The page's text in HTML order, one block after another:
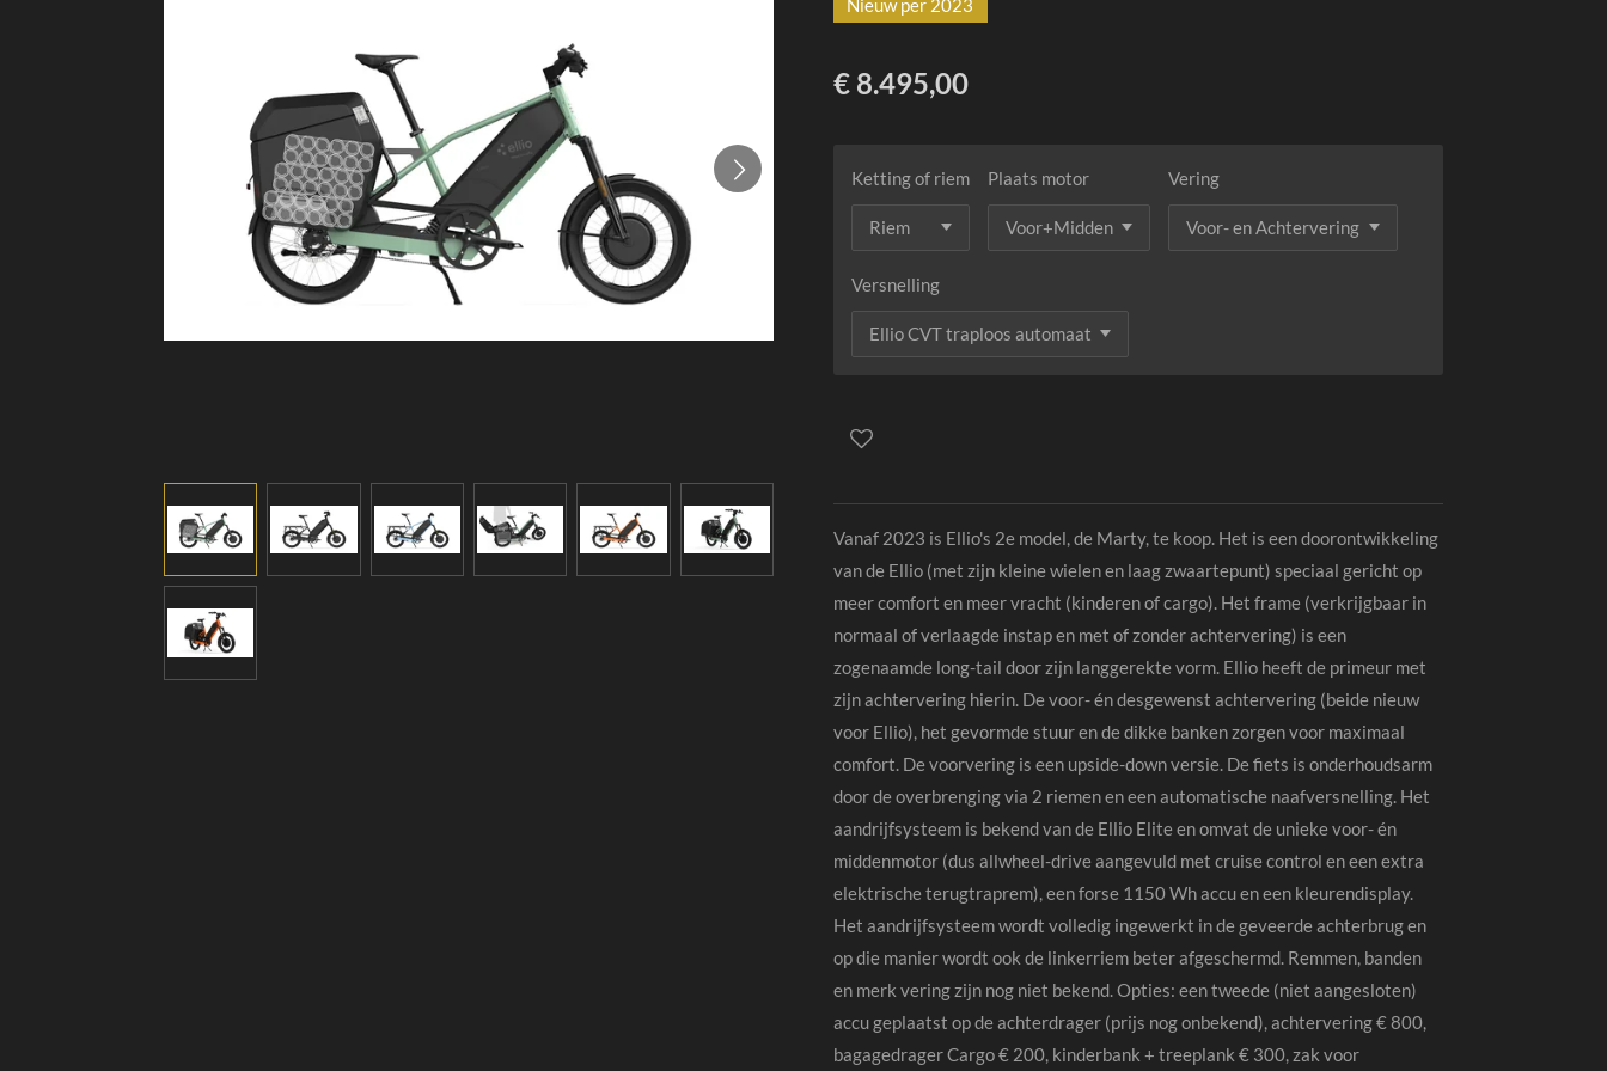
Nieuw per 2023
€ 8.495,00
Ketting of riem Plaats motor Vering
Versnelling
Vanaf 2023 is Ellio's 2e model, de Marty, te koop. Het is een doorontwikkeling
van de Ellio (met zijn kleine wielen en laag zwaartepunt) speciaal gericht op
meer comfort en meer vracht (kinderen of cargo). Het frame (verkrijgbaar in
normaal of verlaagde instap en met of zonder achtervering) is een
zogenaamde long-tail door zijn langgerekte vorm. Ellio heeft de primeur met
zijn achtervering hierin. De voor- én desgewenst achtervering (beide nieuw
voor Ellio), het gevormde stuur en de dikke banken zorgen voor maximaal
comfort. De voorvering is een upside-down versie. De fiets is onderhoudsarm
door de overbrenging via 2 riemen en een automatische naafversnelling. Het
aandrijfsysteem is bekend van de Ellio Elite en omvat de unieke voor- én
middenmotor (dus allwheel-drive aangevuld met cruise control en een extra
elektrische terugtraprem), een forse 1150 Wh accu en een kleurendisplay.
Het aandrijfsysteem wordt volledig ingewerkt in de geveerde achterbrug en
op die manier wordt ook de linkerriem beter afgeschermd. Remmen, banden
en merk vering zijn nog niet bekend. Opties: een tweede (niet aangesloten)
accu geplaatst op de achterdrager (prijs nog onbekend), achtervering € 800,
bagagedrager Cargo € 200, kinderbank + treeplank € 300, zak voor